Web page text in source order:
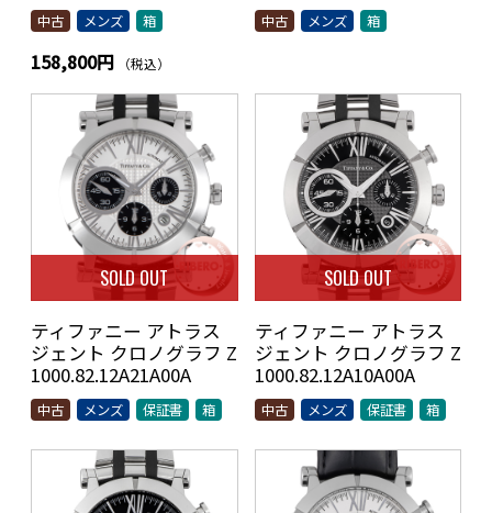
中古 メンズ 箱
158,800円 （税込）
中古 メンズ 箱
SOLD OUT
ティファニー アトラス
ジェント クロノグラフ Z
1000.82.12A21A00A
中古 メンズ 保証書 箱
SOLD OUT
ティファニー アトラス
ジェント クロノグラフ Z
1000.82.12A10A00A
中古 メンズ 保証書 箱